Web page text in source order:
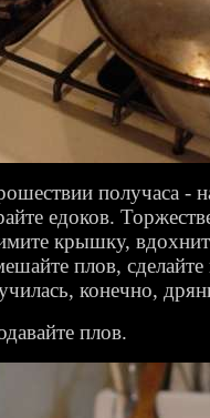
получаса -
едоков.
крышку,
плов,
конечно,
плов.